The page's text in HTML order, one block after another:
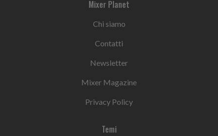
Mixer Planet
Chi siamo
Contatti
Newsletter
Mixer Magazine
Privacy Policy
Temi